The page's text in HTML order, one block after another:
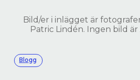
Bild/er i inlägget är
Patric Lindén. Ingen bild
Blogg